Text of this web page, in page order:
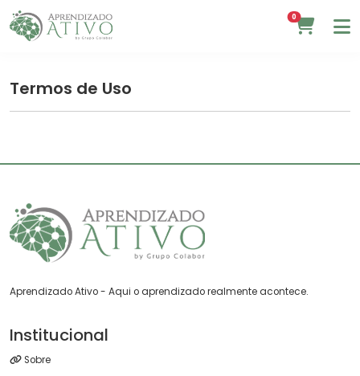
0
Termos de Uso
Aprendizado Ativo - Aqui o aprendizado realmente acontece.
Institucional
Sobre